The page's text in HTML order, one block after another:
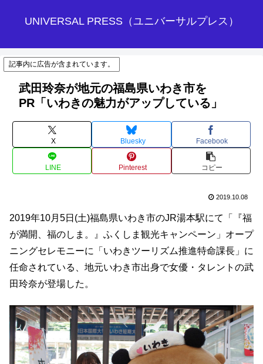
UNIVERSAL PRESS（ユニバーサルプレス）
記事内に広告が含まれています。
武田玲奈が地元の福島県いわき市を
PR「いわきの魅力がアップしている」
X Bluesky Facebook
LINE Pinterest コピー
2019.10.08
2019年10月5日(土)福島県いわき市のJR湯本駅にて「『福
が満開、福のしま。』ふくしま観光キャンペーン」オープ
ニングセレモニーに「いわきツーリズム推進特命課長」に
任命されている、地元いわき市出身で女優・タレントの武
田玲奈が登場した。